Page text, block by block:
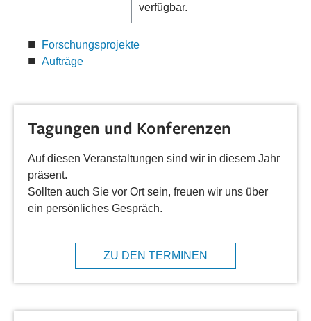
verfügbar.
Forschungsprojekte
Aufträge
Tagungen und Konferenzen
Auf diesen Veranstaltungen sind wir in diesem Jahr
präsent.
Sollten auch Sie vor Ort sein, freuen wir uns über
ein persönliches Gespräch.
ZU DEN TERMINEN